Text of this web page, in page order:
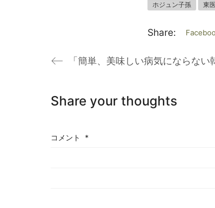
ホジュン子孫 東
Share:
「簡単、美味しい病気にならな
Share your thoughts
コメント *